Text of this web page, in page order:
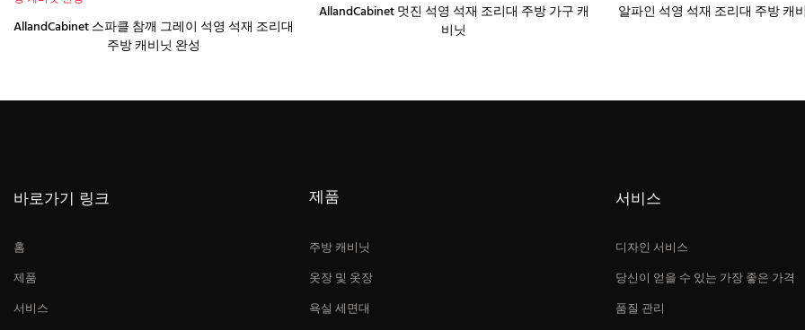
AllandCabinet 스파클 참깨 그레이 석영 석재 조리대
주방 캐비닛 완성
AllandCabinet 멋진 석영 석재 조리대 주방 가구 캐
비닛
알파인 석영 석재 조리대 주방 캐
바로가기 링크
홈
제품
서비스
제품
주방 캐비닛
옷장 및 옷장
욕실 세면대
서비스
디자인 서비스
당신이 얻을 수 있는 가장 좋은 가격
품질 관리